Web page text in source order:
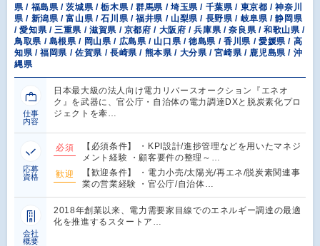
県 / 福島県 / 茨城県 / 栃木県 / 群馬県 / 埼玉県 / 千葉県 / 東京都 / 神奈川
県 / 新潟県 / 富山県 / 石川県 / 福井県 / 山梨県 / 長野県 / 岐阜県 / 静岡県
/ 愛知県 / 三重県 / 滋賀県 / 京都府 / 大阪府 / 兵庫県 / 奈良県 / 和歌山県 /
鳥取県 / 島根県 / 岡山県 / 広島県 / 山口県 / 徳島県 / 香川県 / 愛媛県 / 高
知県 / 福岡県 / 佐賀県 / 長崎県 / 熊本県 / 大分県 / 宮崎県 / 鹿児島県 / 沖
縄県
仕事
内容
日本最大級の法人向け電力リバースオークション『エネオ
ク』を武器に、官公庁・自治体の電力調達DXと脱炭素化プロ
ジェクトを牽…
応募
資格
必須
【必須条件】 ・KPI設計/進捗管理などを用いたマネジ
メント経験 ・顧客要件の整理～…
歓迎
【歓迎条件】 ・電力小売/太陽光/再エネ/脱炭素関連事
業の営業経験 ・官公庁/自治体…
会社
概要
2018年創業以来、電力需要家目線でのエネルギー調達の最適
化を推進するスタートア…